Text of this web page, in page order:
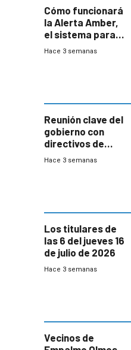
Cómo funcionará
la Alerta Amber,
el sistema para
la búsqueda
Hace 3 semanas
Reunión clave del
gobierno con
directivos de
Fábricas
Hace 3 semanas
Los titulares de
las 6 del jueves 16
de julio de 2026
Hace 3 semanas
Vecinos de